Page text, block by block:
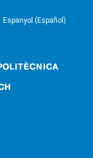
Espanyol (Español)